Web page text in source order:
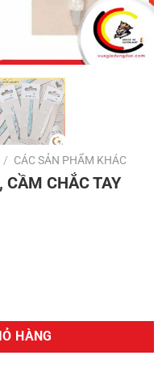
/ CÁC SẢN PHẨM KHÁC
CẦM CHẮC TAY
TAY số lượng
HÀNG